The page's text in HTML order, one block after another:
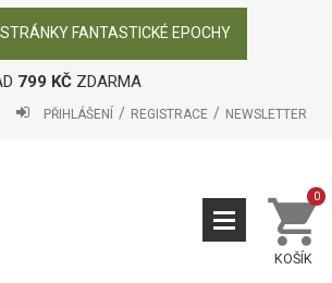
FANTASTICKÉ EPOCHY
799 KČZDARMA
PŘIHLÁŠENÍ REGISTRACE NEWSLETTER
KOŠÍK
0